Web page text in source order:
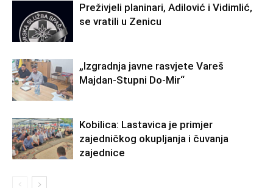
Preživjeli planinari, Adilović i Vidimlić,
se vratili u Zenicu
„Izgradnja javne rasvjete Vareš
Majdan-Stupni Do-Mir“
Kobilica: Lastavica je primjer
zajedničkog okupljanja i čuvanja
zajednice